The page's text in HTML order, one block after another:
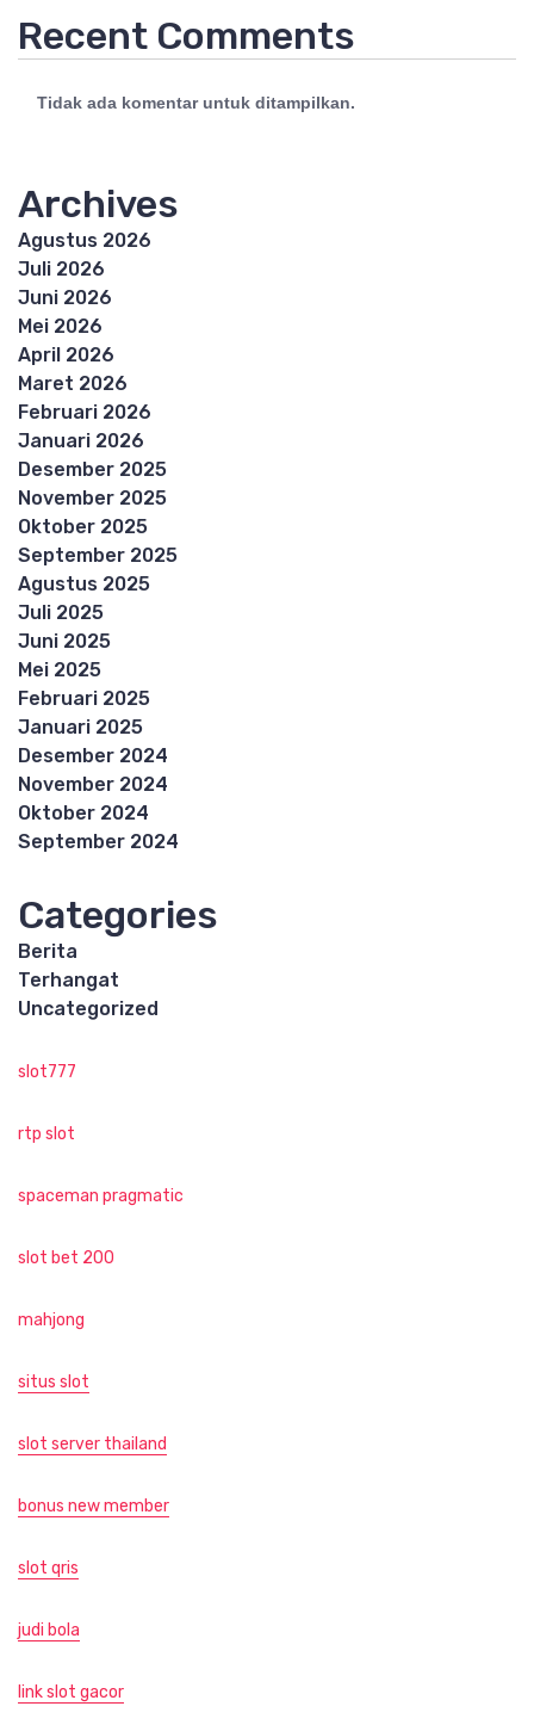
Recent Comments
Tidak ada komentar untuk ditampilkan.
Archives
Agustus 2026
Juli 2026
Juni 2026
Mei 2026
April 2026
Maret 2026
Februari 2026
Januari 2026
Desember 2025
November 2025
Oktober 2025
September 2025
Agustus 2025
Juli 2025
Juni 2025
Mei 2025
Februari 2025
Januari 2025
Desember 2024
November 2024
Oktober 2024
September 2024
Categories
Berita
Terhangat
Uncategorized
slot777
rtp slot
spaceman pragmatic
slot bet 200
mahjong
situs slot
slot server thailand
bonus new member
slot qris
judi bola
link slot gacor